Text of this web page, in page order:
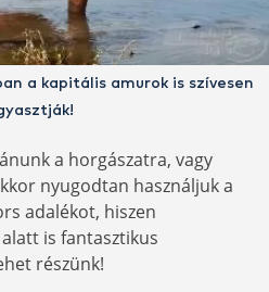
a kapitális amurok is szívesen
a horgászatra, vagy
nyugodtan használjuk a
adalékot, hiszen
is fantasztikus
részünk!